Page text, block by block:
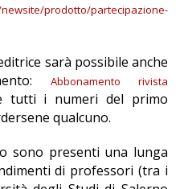
prodotto/partecipazione-
sarà possibile anche
Abbonamento rivista
tutti i numeri del primo
qualcuno.
sono presenti una lunga
di professori (tra i